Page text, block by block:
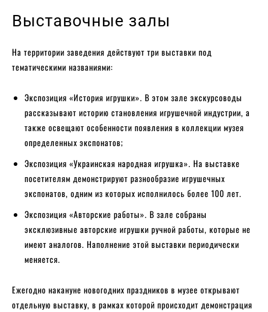
Выставочные залы
На территории заведения действуют три выставки под
тематическими названиями:
Экспозиция «История игрушки». В этом зале экскурсоводы
рассказывают историю становления игрушечной индустрии, а
также освещают особенности появления в коллекции музея
определенных экспонатов;
Экспозиция «Украинская народная игрушка». На выставке
посетителям демонстрируют разнообразие игрушечных
экспонатов, одним из которых исполнилось более 100 лет.
Экспозиция «Авторские работы». В зале собраны
эксклюзивные авторские игрушки ручной работы, которые не
имеют аналогов. Наполнение этой выставки периодически
меняется.
Ежегодно накануне новогодних праздников в музее открывают
отдельную выставку, в рамках которой происходит демонстрация